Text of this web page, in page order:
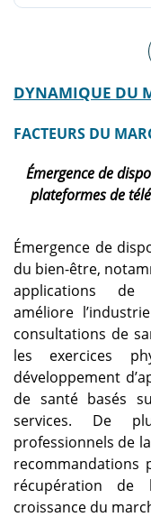
Amérique du
USD en 2025 et
USD en 2026.
Asie-Pacifique
A atteint 2,21
USD en 2025 et
atteindre 2,43
USD en 2026
Japon
Valeur marchande
précisée ; la
soutenue par la
croissante de
santé et de bien-
DYNAMIQUE DU
FACTEURS DU
Émergence de
plateformes de
Émergence de
du bien-être,
applications de
améliore
consultations de
les exercices
développement
de santé basés
services. De
professionnels de
recommandations
récupération de
croissance du